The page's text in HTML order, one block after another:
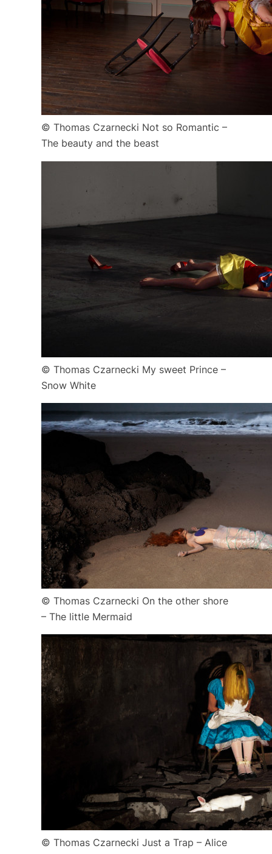
© Thomas Czarnecki Not so Romantic –
The beauty and the beast
© Thomas Czarnecki My sweet Prince –
Snow White
© Thomas Czarnecki On the other shore
– The little Mermaid
© Thomas Czarnecki Just a Trap – Alice